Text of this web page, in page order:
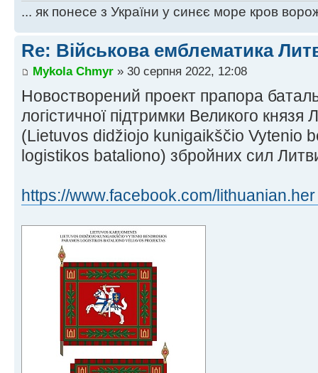
... як понесе з України у синєє море кров
Re: Військова емблематика
Mykola Chmyr » 30 серпня 2022, 12:08
Новостворений проект прапора
логістичної підтримки Великого князя
(Lietuvos didžiojo kunigaikščio Vytenio
logistikos bataliono) збройних сил
https://www.facebook.com/